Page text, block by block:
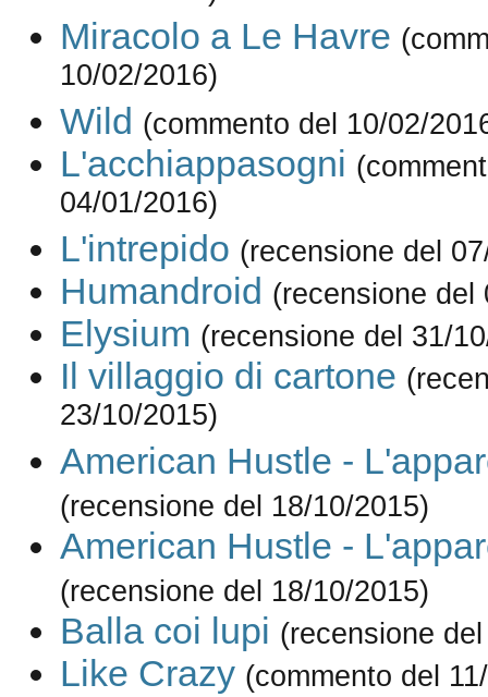
Miracolo a Le Havre
10/02/2016)
Wild (commento del 10/02/
L'acchiappasogni
04/01/2016)
L'intrepido (recensione del
Humandroid (recensione del
Elysium (recensione del 31/
Il villaggio di cartone
23/10/2015)
American Hustle -
(recensione del 18/10/2015)
American Hustle -
(recensione del 18/10/2015)
Balla coi lupi (recensione
Like Crazy (commento del